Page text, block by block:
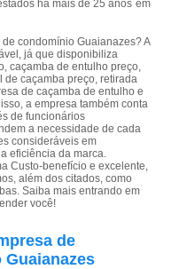
há mais de 25 anos em
condomínio Guaianazes? A
já que disponibiliza
caçamba de entulho preço,
caçamba preço, retirada
de caçamba de entulho e
a empresa também conta
de funcionários
a necessidade de cada
consideráveis em
eficiência da marca.
Custo-benefício e excelente,
além dos citados, como
Saiba mais entrando em
você!
de
Guaianazes